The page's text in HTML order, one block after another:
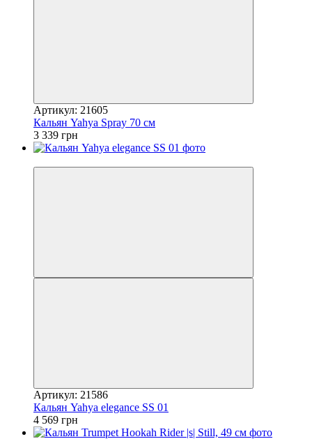
Артикул: 21605
Кальян Yahya Spray 70 см
3 339 грн
Артикул: 21586
Кальян Yahya elegance SS 01
4 569 грн